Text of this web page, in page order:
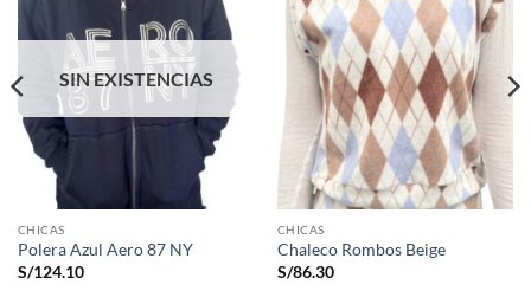
SIN EXISTENCIAS
CHICAS
Polera Azul Aero 87 NY
S/124.10
CHICAS
Chaleco Rombos Beige
S/86.30